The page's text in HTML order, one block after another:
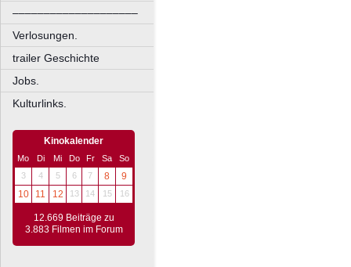
––––––––––––––––––––
Verlosungen.
trailer Geschichte
Jobs.
Kulturlinks.
Kinokalender
Mo Di Mi Do Fr Sa
So
3
4 5 6 7 8
9
10
11 12 13 14 15 16
12.669 Beiträge zu
3.883 Filmen im Forum